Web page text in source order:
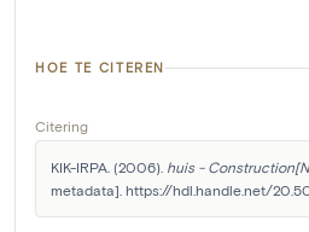
HOE TE CITEREN
Citering
KIK-IRPA. (2006). huis -
metadata]. https://hdl.handle.net/